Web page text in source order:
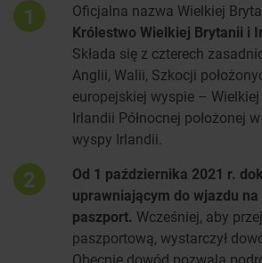
1 Oficjalna nazwa Wielkiej
Królestwo Wielkiej Brytanii i
Składa się z czterech
Anglii, Walii, Szkocji
europejskiej wyspie –
Irlandii Północnej położonej
wyspy Irlandii.
2
Od 1 października 2021 r.
uprawniającym do wjazdu
paszport. Wcześniej, aby
paszportową, wystarczył
Obecnie dowód pozwala